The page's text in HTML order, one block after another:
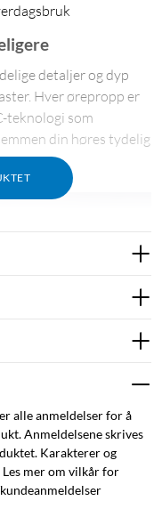
detaljer og dyp
Hver ørepropp er
teknologi som
din høres tydelig
alle anmeldelser for å
Anmeldelsene skrives
Karakterer og
Les mer om vilkår for